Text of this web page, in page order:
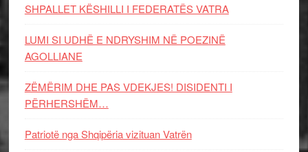
SHPALLET KËSHILLI I FEDERATËS VATRA
LUMI SI UDHË E NDRYSHIM NË POEZINË
AGOLLIANE
ZËMËRIM DHE PAS VDEKJES! DISIDENTI I
PËRHERSHËM…
Patriotë nga Shqipëria vizituan Vatrën